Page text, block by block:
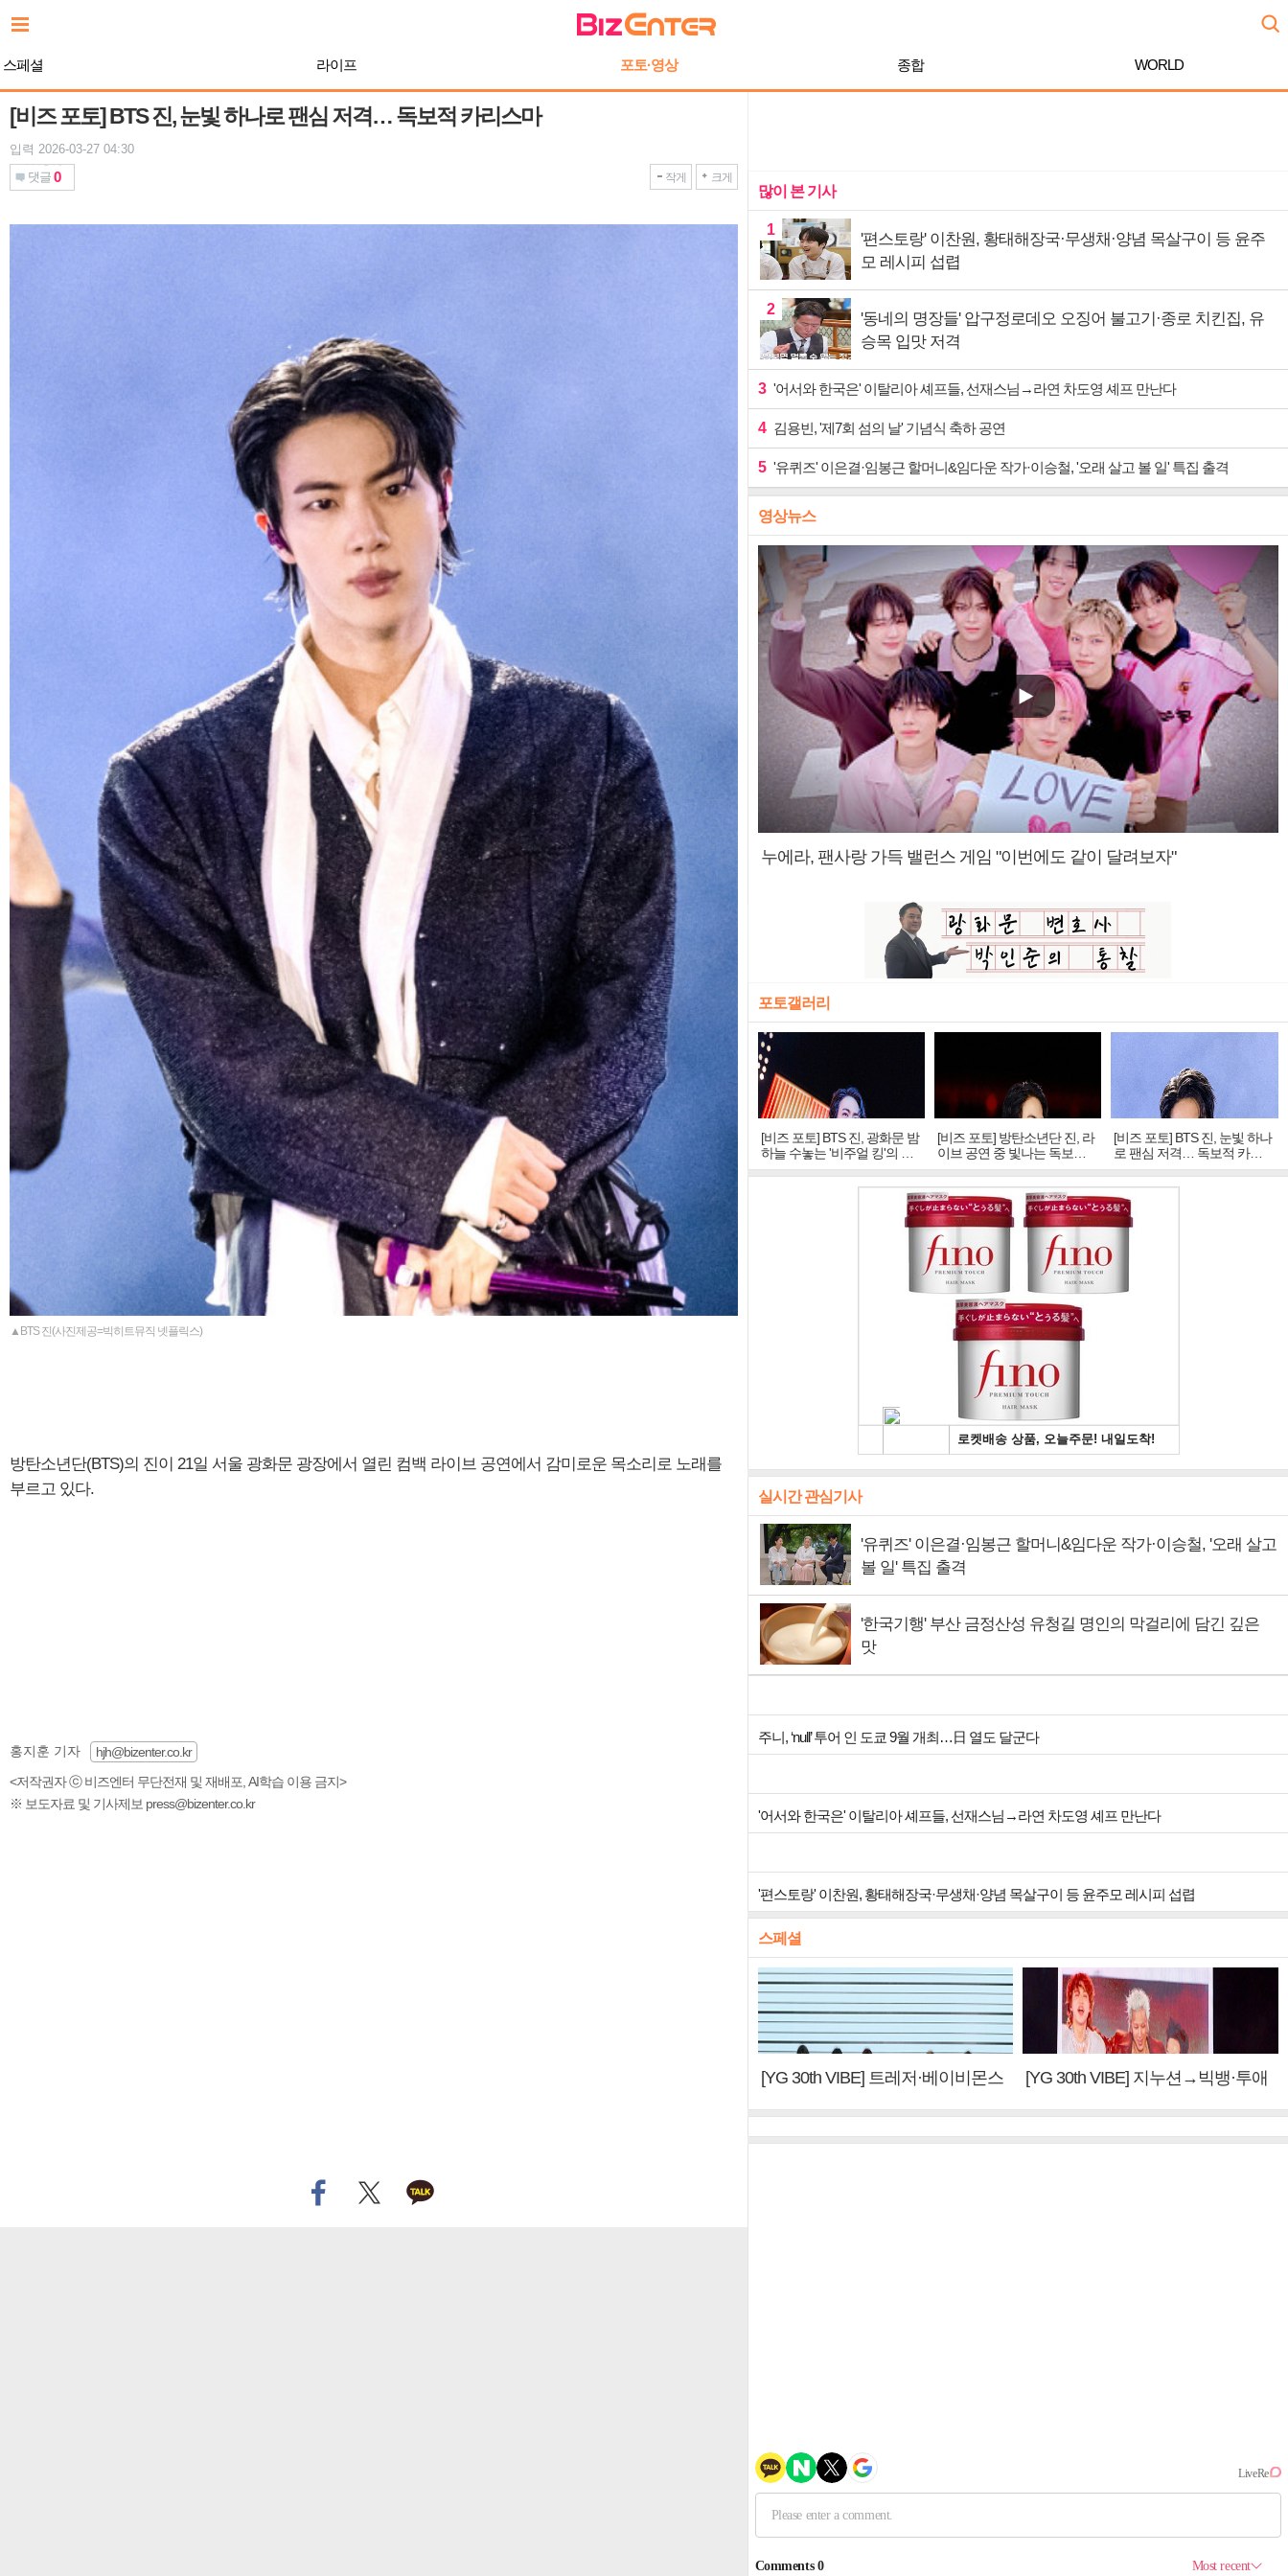
문
로
기
스페셜 라이프 포토·영상 종합 WORLD
[비즈 포토] BTS 진, 눈빛 하나로 팬심 저격… 독보적 카리스마
입력 2026-03-27 04:30
댓글 0 작게 크게
▲BTS 진(사진제공=빅히트뮤직 넷플릭스)
방탄소년단(BTS)의 진이 21일 서울 광화문 광장에서 열린 컴백 라이브 공연에서 감미로운 목소리로 노래를
부르고 있다.
홍지훈 기자
hjh@bizenter.co.kr
<저작권자 ⓒ 비즈엔터 무단전재 및 재배포, AI학습 이용 금지>
※ 보도자료 및 기사제보 press@bizenter.co.kr
많이 본 기사
1
'편스토랑' 이찬원, 황태해장국·무생채·양념 목살구이 등 윤주
모 레시피 섭렵
2
'동네의 명장들' 압구정로데오 오징어 불고기·종로 치킨집, 유
승목 입맛 저격
3 '어서와 한국은' 이탈리아 셰프들, 선재스님→라연 차도영 셰프 만난다
4 김용빈, '제7회 섬의 날' 기념식 축하 공연
5 '유퀴즈' 이은결·임봉근 할머니&임다운 작가·이승철, '오래 살고 볼 일' 특집 출격
영상뉴스
누에라, 팬사랑 가득 밸런스 게임 "이번에도 같이 달려보자"
포토갤러리
[비즈 포토] BTS 진, 광화문 밤
하늘 수놓는 '비주얼 킹'의 열
창
[비즈 포토] 방탄소년단 진, 라
이브 공연 중 빛나는 독보적
아우라
[비즈 포토] BTS 진, 눈빛 하나
로 팬심 저격… 독보적 카리
스마
실시간 관심기사
'유퀴즈' 이은결·임봉근 할머니&임다운 작가·이승철, '오래 살고
볼 일' 특집 출격
'한국기행' 부산 금정산성 유청길 명인의 막걸리에 담긴 깊은
맛
주니, ‘null’ 투어 인 도쿄 9월 개최…日 열도 달군다
'어서와 한국은' 이탈리아 셰프들, 선재스님→라연 차도영 셰프 만난다
'편스토랑' 이찬원, 황태해장국·무생채·양념 목살구이 등 윤주모 레시피 섭렵
스페셜
[YG 30th VIBE] 트레저·베이비몬스
[YG 30th VIBE] 지누션→빅뱅·투애